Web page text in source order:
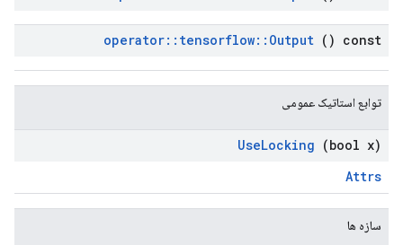
operator:: tensorflow:: Output () const
توابع استاتیک عمومی
UseLocking (bool x)
Attrs
سازه ها